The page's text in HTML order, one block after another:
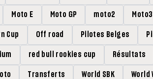
Moto E Moto GP moto2 Moto3
Cup Off road Pilotes Belges
red bull rookies cup Résultats
Transferts World SBK World